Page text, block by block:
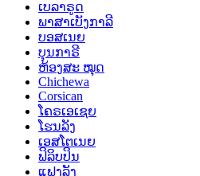
ເບລາຣູດ
ພາສາເບັງກາລີ
ບອສເນຍ
ບຸນກາຣີ
ຫ້ອງສະ ໝຸດ
Chichewa
Corsican
ໂຄຣເອເຊຍ
ໂຮນລັງ
ເອສໂຕເນຍ
ຟິລິບປິນ
ແຟງລັງ